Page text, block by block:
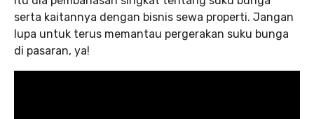
serta kaitannya dengan bisnis sewa properti. Jangan
lupa untuk terus memantau pergerakan suku bunga
di pasaran, ya!